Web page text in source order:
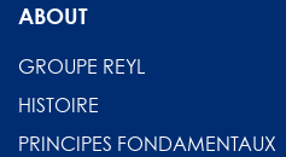
ABOUT
GROUPE REYL
HISTOIRE
PRINCIPES FONDAMENTAUX